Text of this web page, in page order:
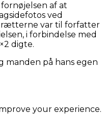
af at
ved
var til forfatter
i forbindelse med
digte.
manden på hans egen
your experience.